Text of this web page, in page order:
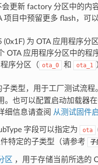
更新 factory 分区中的内容
项目中预留更多 flash，可
(0x1F) 为 OTA 应用程序分
OTA 应用程序分区中的程
序分区（ ota_0 和 ota_1
子类型，用于工厂测试流
。也可以配置启动加载器
细信息请查阅 从测试固件
字段可以指定为 ota
特定的子类型（请参考 子
区 ，用于存储当前所选的